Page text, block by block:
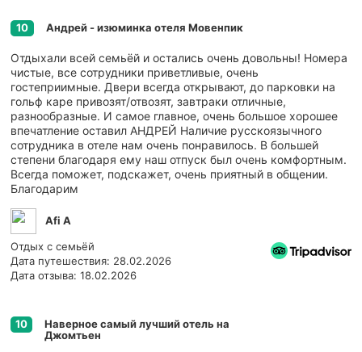
10 Андрей - изюминка отеля Мовенпик
Отдыхали всей семьёй и остались очень довольны! Номера
чистые, все сотрудники приветливые, очень
гостеприимные. Двери всегда открывают, до парковки на
гольф каре привозят/отвозят, завтраки отличные,
разнообразные. И самое главное, очень большое хорошее
впечатление оставил АНДРЕЙ Наличие русскоязычного
сотрудника в отеле нам очень понравилось. В большей
степени благодаря ему наш отпуск был очень комфортным.
Всегда поможет, подскажет, очень приятный в общении.
Благодарим
Afi A
Отдых с семьёй
Дата путешествия: 28.02.2026
Дата отзыва: 18.02.2026
10
Наверное самый лучший отель на
Джомтьен